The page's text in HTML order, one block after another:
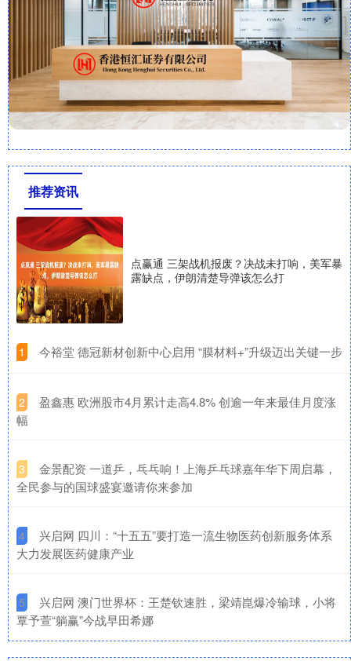
推荐资讯
点赢通 三架战机报废？决战未打响，美军暴
露缺点，伊朗清楚导弹该怎么打
1 ​今裕堂 德冠新材创新中心启用 “膜材料+”升级迈出关键一步
2
​盈鑫惠 欧洲股市4月累计走高4.8% 创逾一年来最佳月度涨
幅
3
​金景配资 一道乒，乓乓响！上海乒乓球嘉年华下周启幕，
全民参与的国球盛宴邀请你来参加
4
​兴启网 四川：“十五五”要打造一流生物医药创新服务体系
大力发展医药健康产业
5
​兴启网 澳门世界杯：王楚钦速胜，梁靖崑爆冷输球，小将
覃予萱“躺赢”今战早田希娜